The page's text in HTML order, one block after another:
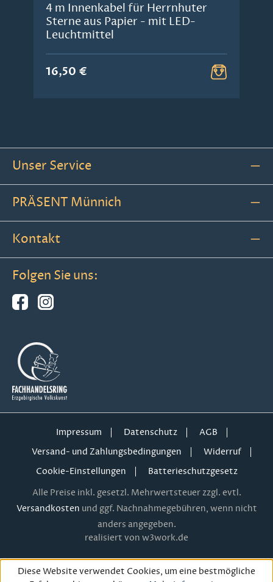
4 m Innenkabel für Herrnhuter
Sterne aus Papier - mit LED-
Leuchtmittel
16,50 €
Unser Service
PRÄSENT Münnich
Kontakt
Folgen Sie uns:
Impressum Datenschutz
AGB
Versand- und Zahlungsbedingungen
Widerruf
Cookie-Einstellungen
Batterieschutzgesetz
Alle Preise inkl. gesetzl. Mehrwertsteuer zzgl. evtl.
Versandkosten und ggf. Nachnahmegebühren, wenn nicht
anders angegeben.
realisiert von w3work.de
Diese Website verwendet Cookies, um eine bestmögliche